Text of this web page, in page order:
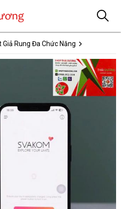
Giả Rung Đa Chức Năng